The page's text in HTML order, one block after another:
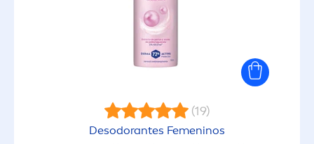
(19)
Desodorantes Femeninos